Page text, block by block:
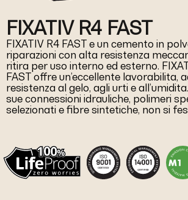
FIXATIV R4 FAST
FIXATIV R4 FAST e un cemento in
riparazioni con alta resistenza
ritira per uso interno ed esterno.
FAST offre un’eccellente lavorabilita,
resistenza al gelo, agli urti e
sue connessioni idrauliche, polimeri
selezionati e fibre sintetiche, non si